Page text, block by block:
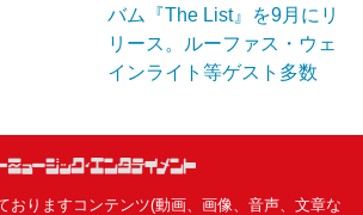
バム『The List』を9月にリ
リース。ルーファス・ウェ
インライト等ゲスト多数
おりますコンテンツ(動画、画像、音声、文章な